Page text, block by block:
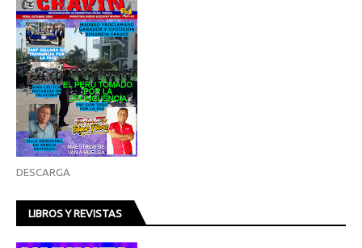
DESCARGA
LIBROS Y REVISTAS